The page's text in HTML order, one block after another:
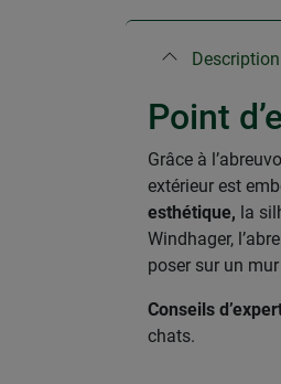
Point
Grâce à
extérieur est
esthétique, la
Windhager,
poser sur un
Conseils
chats.